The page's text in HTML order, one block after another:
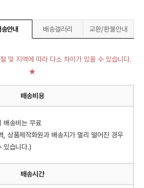
안내 배송갤러리 교환/환불안내
및 지역에 따라 다소 차이가 있을 수 있습니다.
★
배송비용
배송비는 무료
, 상품제작화원과 배송지가 멀리 떨어진 경우
있습니다.)
배송시간